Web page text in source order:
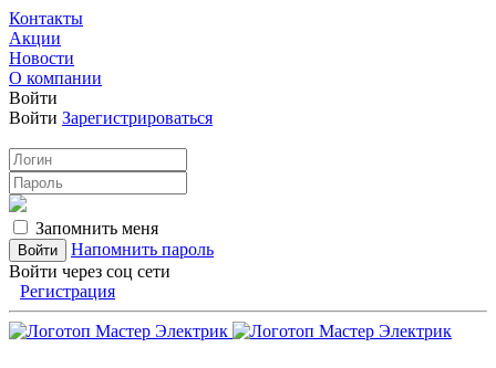
Контакты
Акции
Новости
О компании
Войти
Войти Зарегистрироваться
Запомнить меня
Напомнить пароль
Войти через соц сети
Регистрация